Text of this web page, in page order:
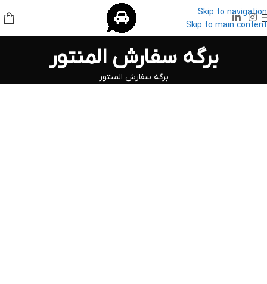
Skip to navigation
Skip to main content
برگه سفارش المنتور
برگه سفارش المنتور